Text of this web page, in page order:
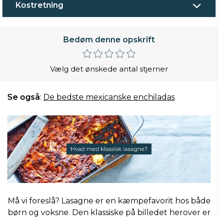
Kostretning
Bedøm denne opskrift
Vælg det ønskede antal stjerner
Se også: De bedste mexicanske enchiladas
Må vi foreslå? Lasagne er en kæmpefavorit hos både
børn og voksne. Den klassiske på billedet herover er